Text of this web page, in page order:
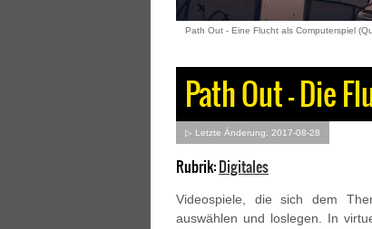
Path Out - Eine Flucht als Computerspiel
Path Out – Die
▷ Letzte Änderung: 2017-08-28
Rubrik:Digitales
Videospiele, die sich dem
auswählen und loslegen. In